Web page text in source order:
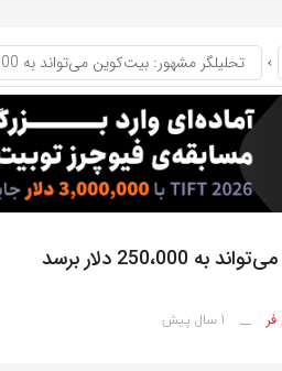
تحلیلگر مشهور: بیت‌کوین می‌تواند به 250،000 دلار برسد
دلار برسد
__ 1 سال پیش